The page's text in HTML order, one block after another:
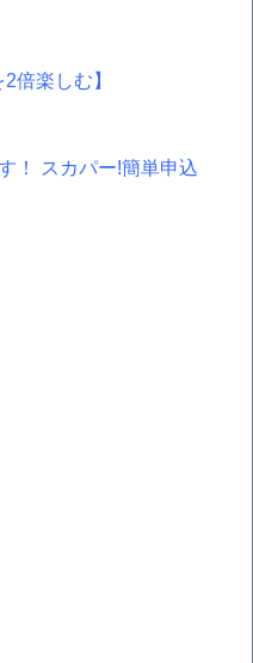
倍楽しむ】
！ スカパー!簡単申込